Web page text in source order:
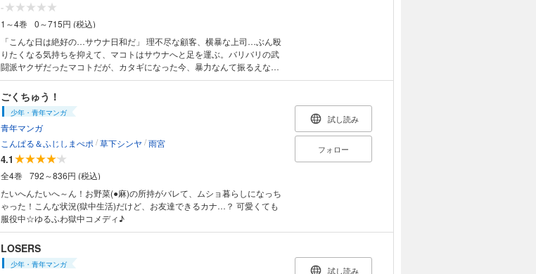
-
1～4巻
0～715円 (税込)
「こんな日は絶好の…サウナ日和だ」 理不尽な顧客、横暴な上司…ぶん殴
りたくなる気持ちを抑えて、マコトはサウナへと足を運ぶ。バリバリの武
闘派ヤクザだったマコトだが、カタギになった今、暴力なんて振るえな
い。サウナだけが心の支え。しかし『ととのった』マコトに新たな問題が
降りかかって…！？ 社会の闇をリアルに描き出す草下シンヤと、迫力ある
作画で魅せる奧村じーたろーが贈る『ヤクザ×サウナ』の異色作！
ごくちゅう！
少年・青年マンガ
青年マンガ
こんぱる＆ふじしまぺポ /草下シンヤ /雨宮
4.1
全4巻
792～836円 (税込)
たいへんたいへ～ん！お野菜(●麻)の所持がバレて、ムショ暮らしになっち
ゃった！こんな状況(獄中生活)だけど、お友達できるカナ…？ 可愛くても
服役中☆ゆるふわ獄中コメディ♪
試し読み
フォロー
LOSERS
少年・青年マンガ
試し読み